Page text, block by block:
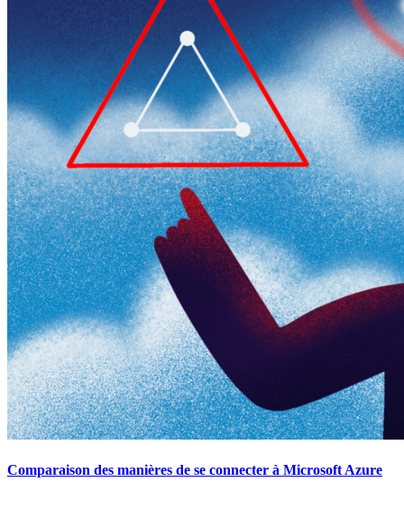
Comparaison des manières de se connecter à Microsoft Azure